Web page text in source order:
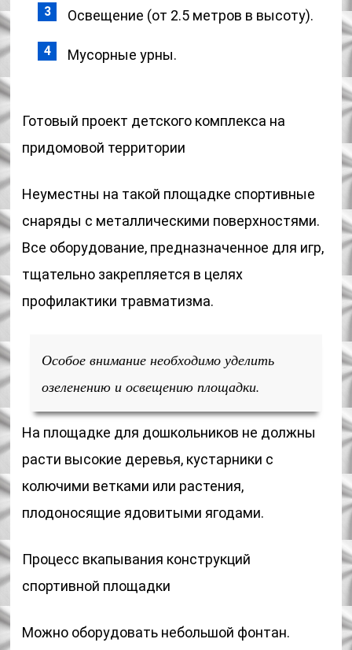
Освещение (от 2.5 метров в высоту).
Мусорные урны.
Готовый проект детского комплекса на
придомовой территории
Неуместны на такой площадке спортивные
снаряды с металлическими поверхностями.
Все оборудование, предназначенное для игр,
тщательно закрепляется в целях
профилактики травматизма.
Особое внимание необходимо уделить
озеленению и освещению площадки.
На площадке для дошкольников не должны
расти высокие деревья, кустарники с
колючими ветками или растения,
плодоносящие ядовитыми ягодами.
Процесс вкапывания конструкций
спортивной площадки
Можно оборудовать небольшой фонтан.